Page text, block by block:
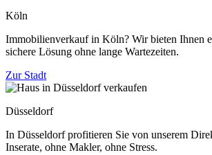
Köln
Immobilienverkauf in Köln? Wir bieten Ihnen
sichere Lösung ohne lange Wartezeiten.
Zur Stadt
Düsseldorf
In Düsseldorf profitieren Sie von unserem
Inserate, ohne Makler, ohne Stress.